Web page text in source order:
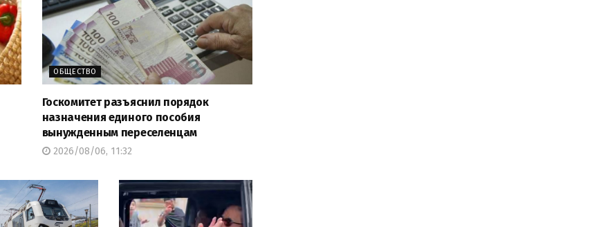
ОБЩЕСТВО
Госкомитет разъяснил порядок
назначения единого пособия
вынужденным переселенцам
2026/08/06, 11:32